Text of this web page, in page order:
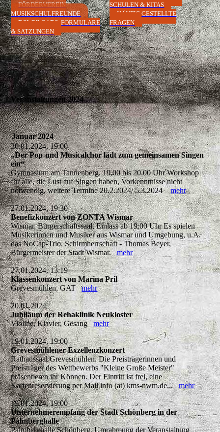
FÖRDERVEREIN
MUSIKSCHULFREUNDE
DOWNLOADS, FORMULARE
& SATZUNGEN
SCHULEN & KITAS
HÄUFIG GESTELLTE
FRAGEN
Veranstaltungen 2024
Januar 2024
30.01.2024, 19:00
„Der Pop-und Musicalchor lädt zum gemeinsamen Singen
ein“
Gymnasium am Tannenberg, 19.00 bis 20.00 Uhr Workshop
für alle, die Lust auf Singen haben, Vorkenntnisse nicht
notwendig, weitere Termine 20.2.2024/ 5.3.2024mehr
27.01.2024, 19:30
Benefizkonzert von ZONTA Wismar
Wismar, Bürgerschaftssaal, Einlass ab 19:00 Uhr Es spielen
Musikerinnen und Musiker aus Wismar und Umgebung, u.A.
das NoCap-Trio. Schirmherrschaft - Thomas Beyer,
Bürgermeister der Stadt Wismar.mehr
27.01.2024, 13:19
Klassenkonzert von Marina Pril
Grevesmühlen, GATmehr
20.01.2024
Jubiläum der Rehaklinik Neukloster
Violine, Klavier, Gesangmehr
19.01.2024, 19:00
Grevesmühlener Exzellenzkonzert
Rathaussaal Grevesmühlen. Die Preisträgerinnen und
Preisträger des Wettbewerbs "Kleine Große Meister"
präsentieren ihr Können. Der Eintritt ist frei, eine
Kartenreservierung per Mail info (at) kms-nwm.de...mehr
19.01.2024, 19:00
Unternehmerempfang der Stadt Schönberg in der
Palmberghalle
Palmberghalle Schönberg, Umrahmung der Veranstaltung